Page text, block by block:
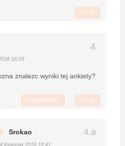
Usuń
16:29
znalezc wyniki tej ankiety?
Odpowiedz Usuń
Srokao
Kwietnia 2016 18:41